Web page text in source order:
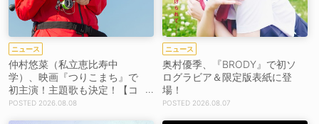
ニュース
仲村悠菜（私立恵比寿中
学）、映画『つりこまち』で
初主演！主題歌も決定！【コ
メントあり】
2026.08.08
ニュース
奥村優季、『BRODY』で初ソ
ログラビア＆限定版表紙に登
場！
2026.08.07